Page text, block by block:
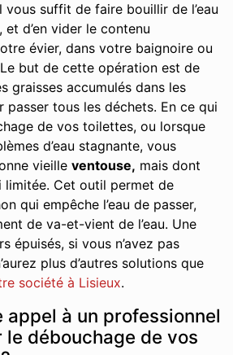
vous suffit de faire bouillir de l’eau
et d’en vider le contenu
évier, dans votre baignoire ou
but de cette opération est de
graisses accumulés dans les
passer tous les déchets. En ce qui
de vos toilettes, ou lorsque
d’eau stagnante, vous
vieille ventouse, mais dont
limitée. Cet outil permet de
qui empêche l’eau de passer,
de va-et-vient de l’eau. Une
épuisés, si vous n’avez pas
plus d’autres solutions que
société à Lisieux.
appel à un professionnel
le débouchage de vos